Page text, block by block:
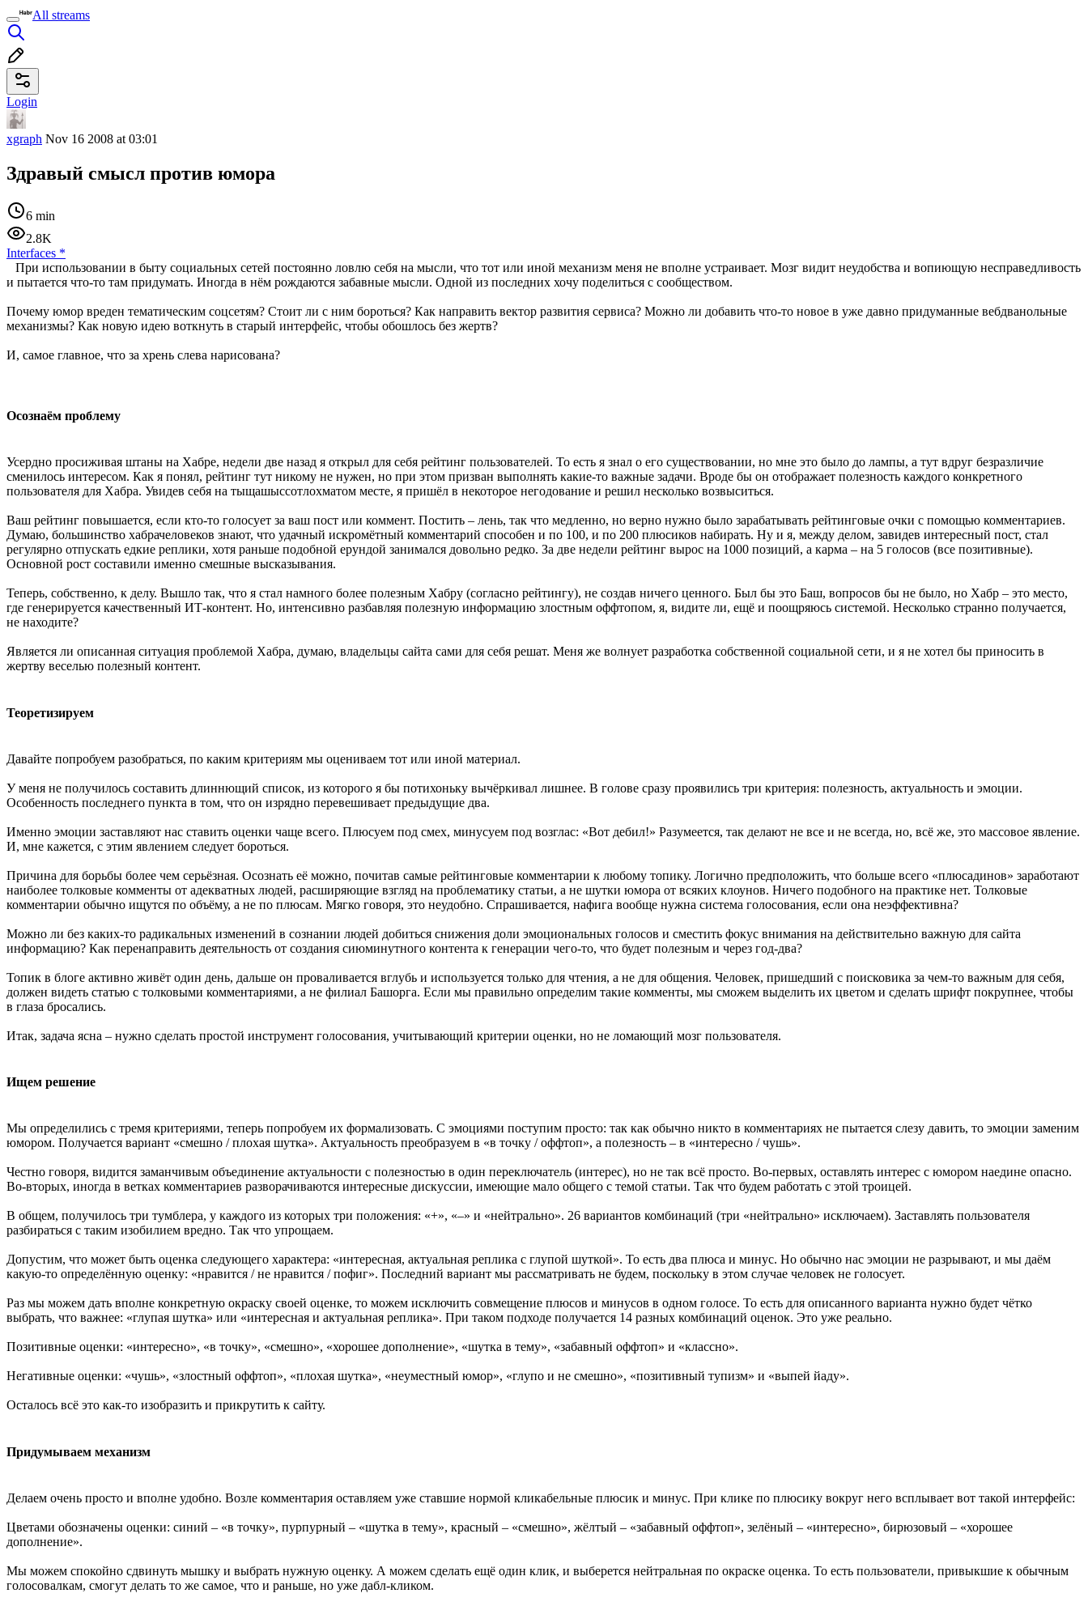
All streams
Login
xgraph Nov 16 2008 at 03:01
Здравый смысл против юмора
6 min
2.8K
Interfaces *
При использовании в быту социальных сетей постоянно ловлю себя на мысли, что тот или иной механизм меня не вполне устраивает. Мозг видит неудобства и вопиющую несправедливость
и пытается что-то там придумать. Иногда в нём рождаются забавные мысли. Одной из последних хочу поделиться с сообществом.
Почему юмор вреден тематическим соцсетям? Стоит ли с ним бороться? Как направить вектор развития сервиса? Можно ли добавить что-то новое в уже давно придуманные вебдванольные
механизмы? Как новую идею воткнуть в старый интерфейс, чтобы обошлось без жертв?
И, самое главное, что за хрень слева нарисована?
Осознаём проблему
Усердно просиживая штаны на Хабре, недели две назад я открыл для себя рейтинг пользователей. То есть я знал о его существовании, но мне это было до лампы, а тут вдруг безразличие
сменилось интересом. Как я понял, рейтинг тут никому не нужен, но при этом призван выполнять какие-то важные задачи. Вроде бы он отображает полезность каждого конкретного
пользователя для Хабра. Увидев себя на тыщашыссотлохматом месте, я пришёл в некоторое негодование и решил несколько возвыситься.
Ваш рейтинг повышается, если кто-то голосует за ваш пост или коммент. Постить – лень, так что медленно, но верно нужно было зарабатывать рейтинговые очки с помощью комментариев.
Думаю, большинство хабрачеловеков знают, что удачный искромётный комментарий способен и по 100, и по 200 плюсиков набирать. Ну и я, между делом, завидев интересный пост, стал
регулярно отпускать едкие реплики, хотя раньше подобной ерундой занимался довольно редко. За две недели рейтинг вырос на 1000 позиций, а карма – на 5 голосов (все позитивные).
Основной рост составили именно смешные высказывания.
Теперь, собственно, к делу. Вышло так, что я стал намного более полезным Хабру (согласно рейтингу), не создав ничего ценного. Был бы это Баш, вопросов бы не было, но Хабр – это место,
где генерируется качественный ИТ-контент. Но, интенсивно разбавляя полезную информацию злостным оффтопом, я, видите ли, ещё и поощряюсь системой. Несколько странно получается,
не находите?
Является ли описанная ситуация проблемой Хабра, думаю, владельцы сайта сами для себя решат. Меня же волнует разработка собственной социальной сети, и я не хотел бы приносить в
жертву веселью полезный контент.
Теоретизируем
Давайте попробуем разобраться, по каким критериям мы оцениваем тот или иной материал.
У меня не получилось составить длиннющий список, из которого я бы потихоньку вычёркивал лишнее. В голове сразу проявились три критерия: полезность, актуальность и эмоции.
Особенность последнего пункта в том, что он изрядно перевешивает предыдущие два.
Именно эмоции заставляют нас ставить оценки чаще всего. Плюсуем под смех, минусуем под возглас: «Вот дебил!» Разумеется, так делают не все и не всегда, но, всё же, это массовое явление.
И, мне кажется, с этим явлением следует бороться.
Причина для борьбы более чем серьёзная. Осознать её можно, почитав самые рейтинговые комментарии к любому топику. Логично предположить, что больше всего «плюсадинов» заработают
наиболее толковые комменты от адекватных людей, расширяющие взгляд на проблематику статьи, а не шутки юмора от всяких клоунов. Ничего подобного на практике нет. Толковые
комментарии обычно ищутся по объёму, а не по плюсам. Мягко говоря, это неудобно. Спрашивается, нафига вообще нужна система голосования, если она неэффективна?
Можно ли без каких-то радикальных изменений в сознании людей добиться снижения доли эмоциональных голосов и сместить фокус внимания на действительно важную для сайта
информацию? Как перенаправить деятельность от создания сиюминутного контента к генерации чего-то, что будет полезным и через год-два?
Топик в блоге активно живёт один день, дальше он проваливается вглубь и используется только для чтения, а не для общения. Человек, пришедший с поисковика за чем-то важным для себя,
должен видеть статью с толковыми комментариями, а не филиал Башорга. Если мы правильно определим такие комменты, мы сможем выделить их цветом и сделать шрифт покрупнее, чтобы
в глаза бросались.
Итак, задача ясна – нужно сделать простой инструмент голосования, учитывающий критерии оценки, но не ломающий мозг пользователя.
Ищем решение
Мы определились с тремя критериями, теперь попробуем их формализовать. С эмоциями поступим просто: так как обычно никто в комментариях не пытается слезу давить, то эмоции заменим
юмором. Получается вариант «смешно / плохая шутка». Актуальность преобразуем в «в точку / оффтоп», а полезность – в «интересно / чушь».
Честно говоря, видится заманчивым объединение актуальности с полезностью в один переключатель (интерес), но не так всё просто. Во-первых, оставлять интерес с юмором наедине опасно.
Во-вторых, иногда в ветках комментариев разворачиваются интересные дискуссии, имеющие мало общего с темой статьи. Так что будем работать с этой троицей.
В общем, получилось три тумблера, у каждого из которых три положения: «+», «–» и «нейтрально». 26 вариантов комбинаций (три «нейтрально» исключаем). Заставлять пользователя
разбираться с таким изобилием вредно. Так что упрощаем.
Допустим, что может быть оценка следующего характера: «интересная, актуальная реплика с глупой шуткой». То есть два плюса и минус. Но обычно нас эмоции не разрывают, и мы даём
какую-то определённую оценку: «нравится / не нравится / пофиг». Последний вариант мы рассматривать не будем, поскольку в этом случае человек не голосует.
Раз мы можем дать вполне конкретную окраску своей оценке, то можем исключить совмещение плюсов и минусов в одном голосе. То есть для описанного варианта нужно будет чётко
выбрать, что важнее: «глупая шутка» или «интересная и актуальная реплика». При таком подходе получается 14 разных комбинаций оценок. Это уже реально.
Позитивные оценки: «интересно», «в точку», «смешно», «хорошее дополнение», «шутка в тему», «забавный оффтоп» и «классно».
Негативные оценки: «чушь», «злостный оффтоп», «плохая шутка», «неуместный юмор», «глупо и не смешно», «позитивный тупизм» и «выпей йаду».
Осталось всё это как-то изобразить и прикрутить к сайту.
Придумываем механизм
Делаем очень просто и вполне удобно. Возле комментария оставляем уже ставшие нормой кликабельные плюсик и минус. При клике по плюсику вокруг него всплывает вот такой интерфейс:
Цветами обозначены оценки: синий – «в точку», пурпурный – «шутка в тему», красный – «смешно», жёлтый – «забавный оффтоп», зелёный – «интересно», бирюзовый – «хорошее
дополнение».
Мы можем спокойно сдвинуть мышку и выбрать нужную оценку. А можем сделать ещё один клик, и выберется нейтральная по окраске оценка. То есть пользователи, привыкшие к обычным
голосовалкам, смогут делать то же самое, что и раньше, но уже дабл-кликом.